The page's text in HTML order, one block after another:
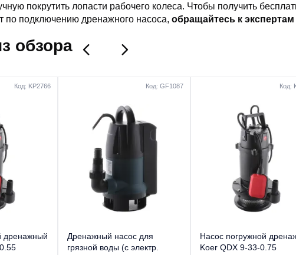
покрутить лопасти рабочего колеса. Чтобы получить
по подключению дренажного насоса, обращайтесь к
обзора
Код: KP2766
дренажный
Код: GF1087
Дренажный насос для
грязной воды (с электр.
Код:
Насос погружной
Koer QDX 9-33-0.75